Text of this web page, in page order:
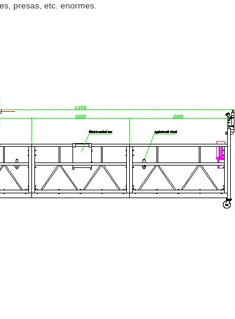
presas, etc. enormes.